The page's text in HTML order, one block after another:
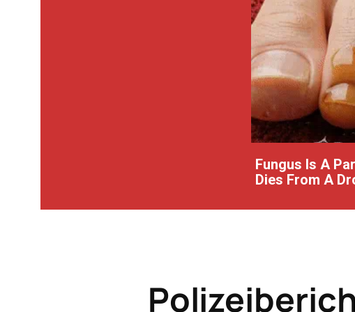
Fungus Is A
Dies From A